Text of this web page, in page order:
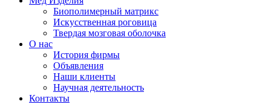
Биополимерный матрикс
Искусственная роговица
Твердая мозговая оболочка
О нас
История фирмы
Объявления
Наши клиенты
Научная деятельность
Контакты